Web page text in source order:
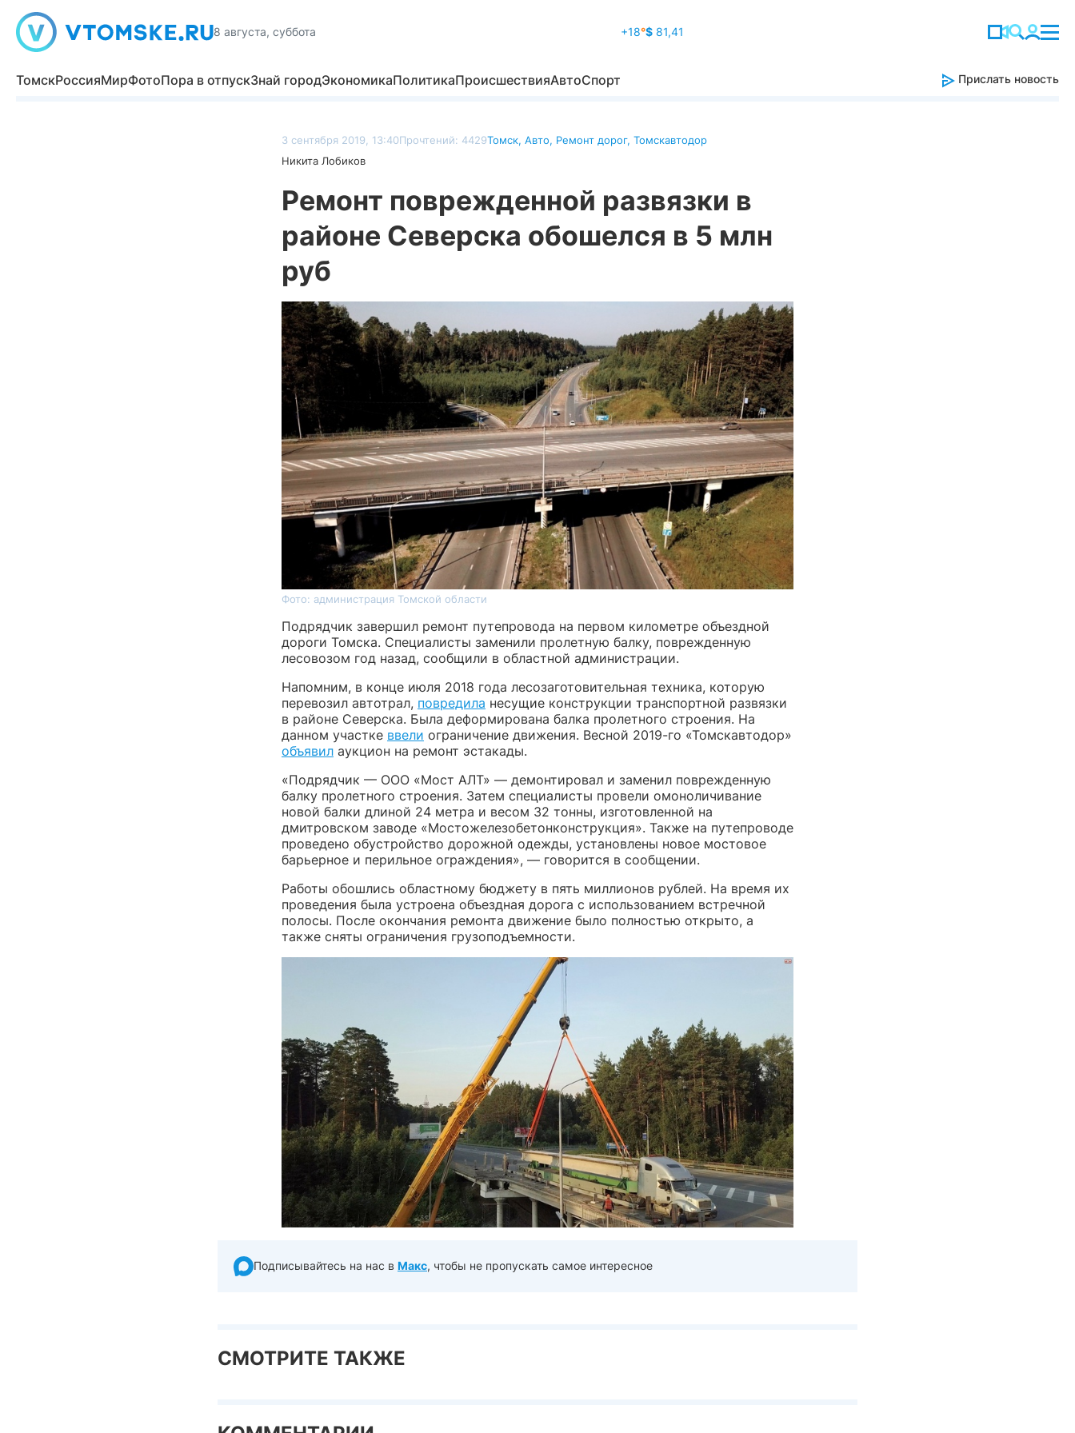
8 августа, суббота +18°$81,41
ТомскРоссияМирФотоПора в отпускЗнай городЭкономикаПолитикаПроисшествияАвтоСпорт Прислать новость
3 сентября 2019, 13:40Прочтений: 4429Томск, Авто, Ремонт дорог, Томскавтодор
Никита Лобиков
Ремонт поврежденной развязки в
районе Северска обошелся в 5 млн
руб
Фото: администрация Томской области
Подрядчик завершил ремонт путепровода на первом километре объездной
дороги Томска. Специалисты заменили пролетную балку, поврежденную
лесовозом год назад, сообщили в областной администрации.
Напомним, в конце июля 2018 года лесозаготовительная техника, которую
перевозил автотрал, повредила несущие конструкции транспортной развязки
в районе Северска. Была деформирована балка пролетного строения. На
данном участке ввели ограничение движения. Весной 2019-го «Томскавтодор»
объявил аукцион на ремонт эстакады.
«Подрядчик — ООО «Мост АЛТ» — демонтировал и заменил поврежденную
балку пролетного строения. Затем специалисты провели омоноличивание
новой балки длиной 24 метра и весом 32 тонны, изготовленной на
дмитровском заводе «Мостожелезобетонконструкция». Также на путепроводе
проведено обустройство дорожной одежды, установлены новое мостовое
барьерное и перильное ограждения», — говорится в сообщении.
Работы обошлись областному бюджету в пять миллионов рублей. На время их
проведения была устроена объездная дорога с использованием встречной
полосы. После окончания ремонта движение было полностью открыто, а
также сняты ограничения грузоподъемности.
Подписывайтесь на нас в Макс, чтобы не пропускать самое интересное
СМОТРИТЕ ТАКЖЕ